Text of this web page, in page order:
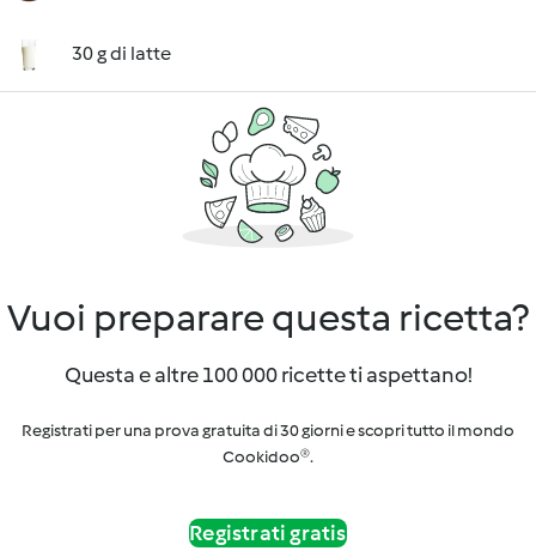
30 g di latte
Vuoi preparare questa ricetta?
Questa e altre 100 000 ricette ti aspettano!
Registrati per una prova gratuita di 30 giorni e scopri tutto il mondo
Cookidoo®.
Registrati gratis